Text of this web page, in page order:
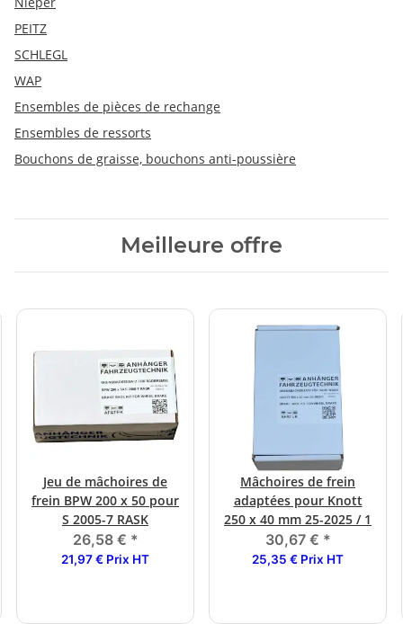
PEITZ
SCHLEGL
WAP
Ensembles de pièces de rechange
Ensembles de ressorts
Bouchons de graisse, bouchons anti-poussière
Meilleure offre
Jeu de mâchoires de
frein BPW 200 x 50 pour
S 2005-7 RASK
26,58 € *
21,97 € Prix HT
Mâchoires de frein
adaptées pour Knott
250 x 40 mm 25-2025 / 1
30,67 € *
25,35 € Prix HT